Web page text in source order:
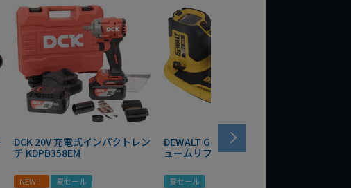
DCK 20V 充電式インパクトレン
チ KDPB358EM
NEW！ 夏セール
DEWALT GRABO 18V電動バキ
ュームリフター DCE590N-XJ
夏セール